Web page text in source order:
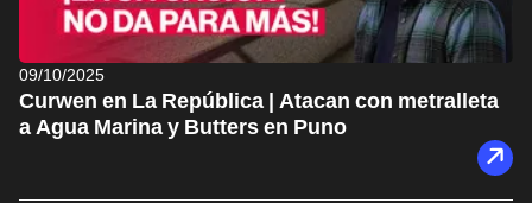
09/10/2025
Curwen en La República | Atacan con metralleta
a Agua Marina y Butters en Puno